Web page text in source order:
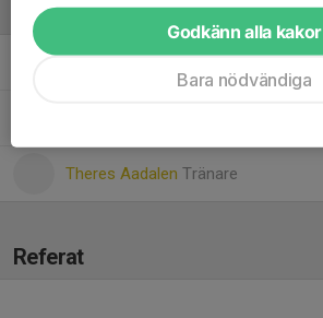
Ledare
Dennis WasbergTränare
Theres Aadalen Tränare
Referat
Godkänn alla kakor
Bara nödvändiga